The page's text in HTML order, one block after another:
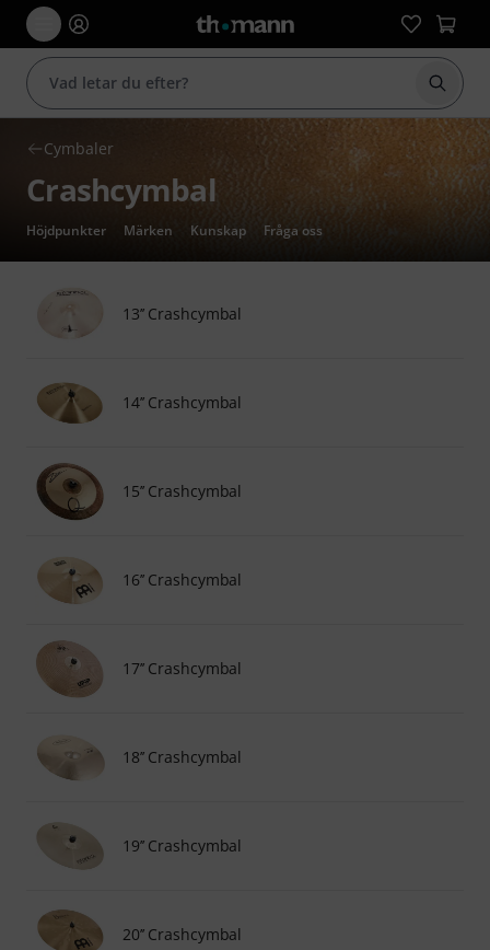
Börja
Cymbaler
Crashcymbal
Höjdpunkter Märken Kunskap Fråga oss
13’’ Crashcymbal
14’’ Crashcymbal
15’’ Crashcymbal
16’’ Crashcymbal
17’’ Crashcymbal
18’’ Crashcymbal
19’’ Crashcymbal
20’’ Crashcymbal